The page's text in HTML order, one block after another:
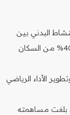
البدني بين
السكان، حيث تسعى الرؤية إلى أن يمارس 40% من السكان
الأداء الرياضي
بلغت مساهمته